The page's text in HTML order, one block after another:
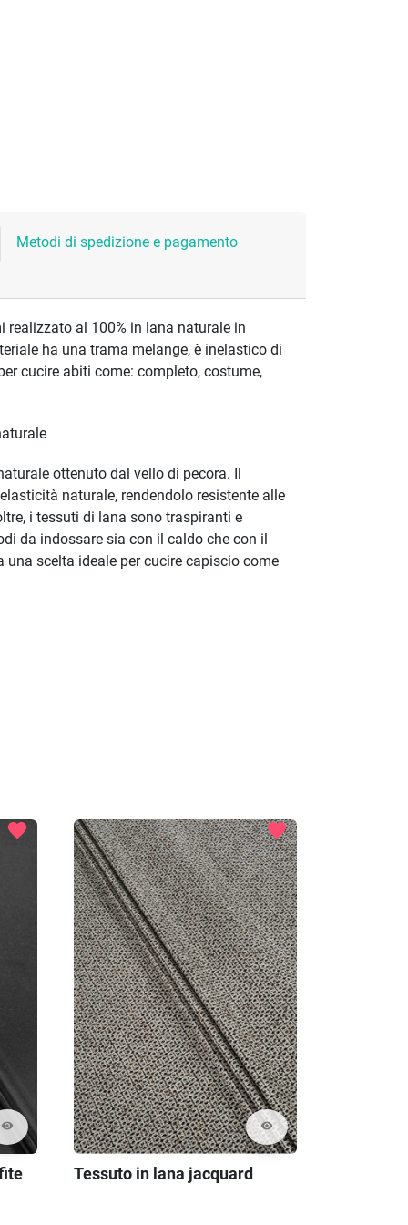
Metodi di spedizione e pagamento
realizzato al 100% in lana naturale in
ha una trama melange, è inelastico di
cucire abiti come: completo, costume,
ottenuto dal vello di pecora. Il
naturale, rendendolo resistente alle
i tessuti di lana sono traspiranti e
da indossare sia con il caldo che con il
una scelta ideale per cucire capiscio come
visibility
favorite
visibility
favorite
Tessuto in lana jacquard